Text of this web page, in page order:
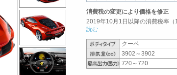
消費税の変更により価格を修正
2019年10月1日以降の消費税率（
読む
クーペ
3902～3902
720～720